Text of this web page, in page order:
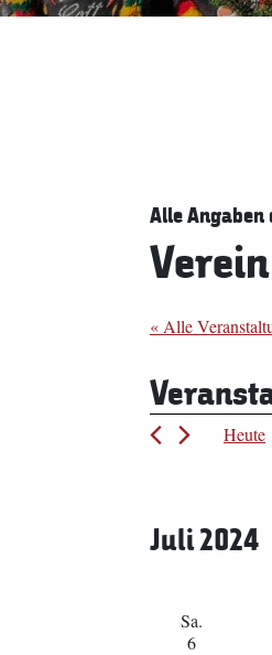
Alle Angaben
« Alle
Heute
Juli 2024
Sa.
6